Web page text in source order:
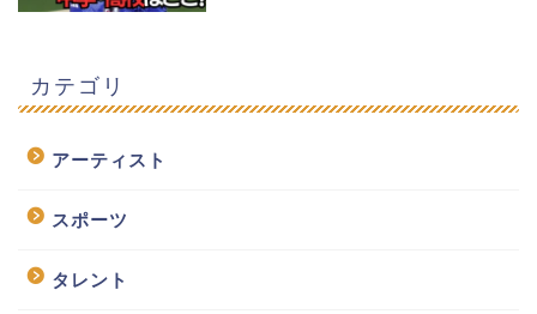
カテゴリ
アーティスト
スポーツ
タレント